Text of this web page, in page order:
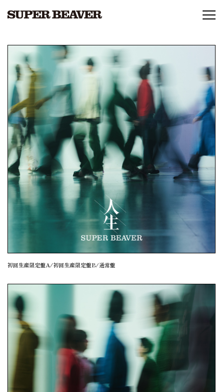
初回生産限定盤A/初回生産限定盤B/通常盤